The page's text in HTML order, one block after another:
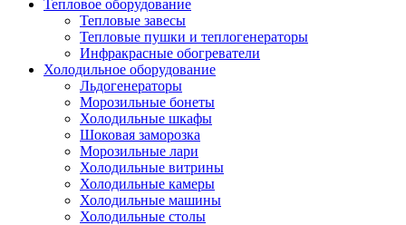
Тепловое оборудование
Тепловые завесы
Тепловые пушки и теплогенераторы
Инфракрасные обогреватели
Холодильное оборудование
Льдогенераторы
Морозильные бонеты
Холодильные шкафы
Шоковая заморозка
Морозильные лари
Холодильные витрины
Холодильные камеры
Холодильные машины
Холодильные столы